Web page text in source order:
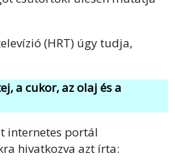
(HRT) úgy tudja,
a cukor, az olaj és a
internetes portál
hivatkozva azt írta: